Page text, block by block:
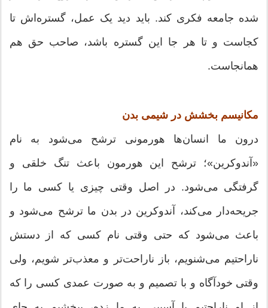
شده جامعه فکری کند. باید دید یک عمل، گستره‌اش تا
کجاست و تا هر جا این گستره باشد، صاحب حق هم
همانجاست.
مکانیسم بخشش در شیمی بدن
درون ما انسان‌ها هورمونی ترشح می‌شود به نام
«آندوکرین»؛ ترشح این هورمون باعث تنگ خلقی و
گرفتگی می‌شود. در اصل وقتی چیزی یا کسی ما را
جریحه‌دار می‌کند، آندوکرین در بدن ما ترشح می‌شود و
باعث می‌شود که حتی وقتی نام کسی که از دستش
ناراحتیم می‌شنویم، باز ناراحت‌تر و معذب‌تر شویم، ولی
وقتی خودآگاه و با تصمیم و به صورت عمدی کسی را که